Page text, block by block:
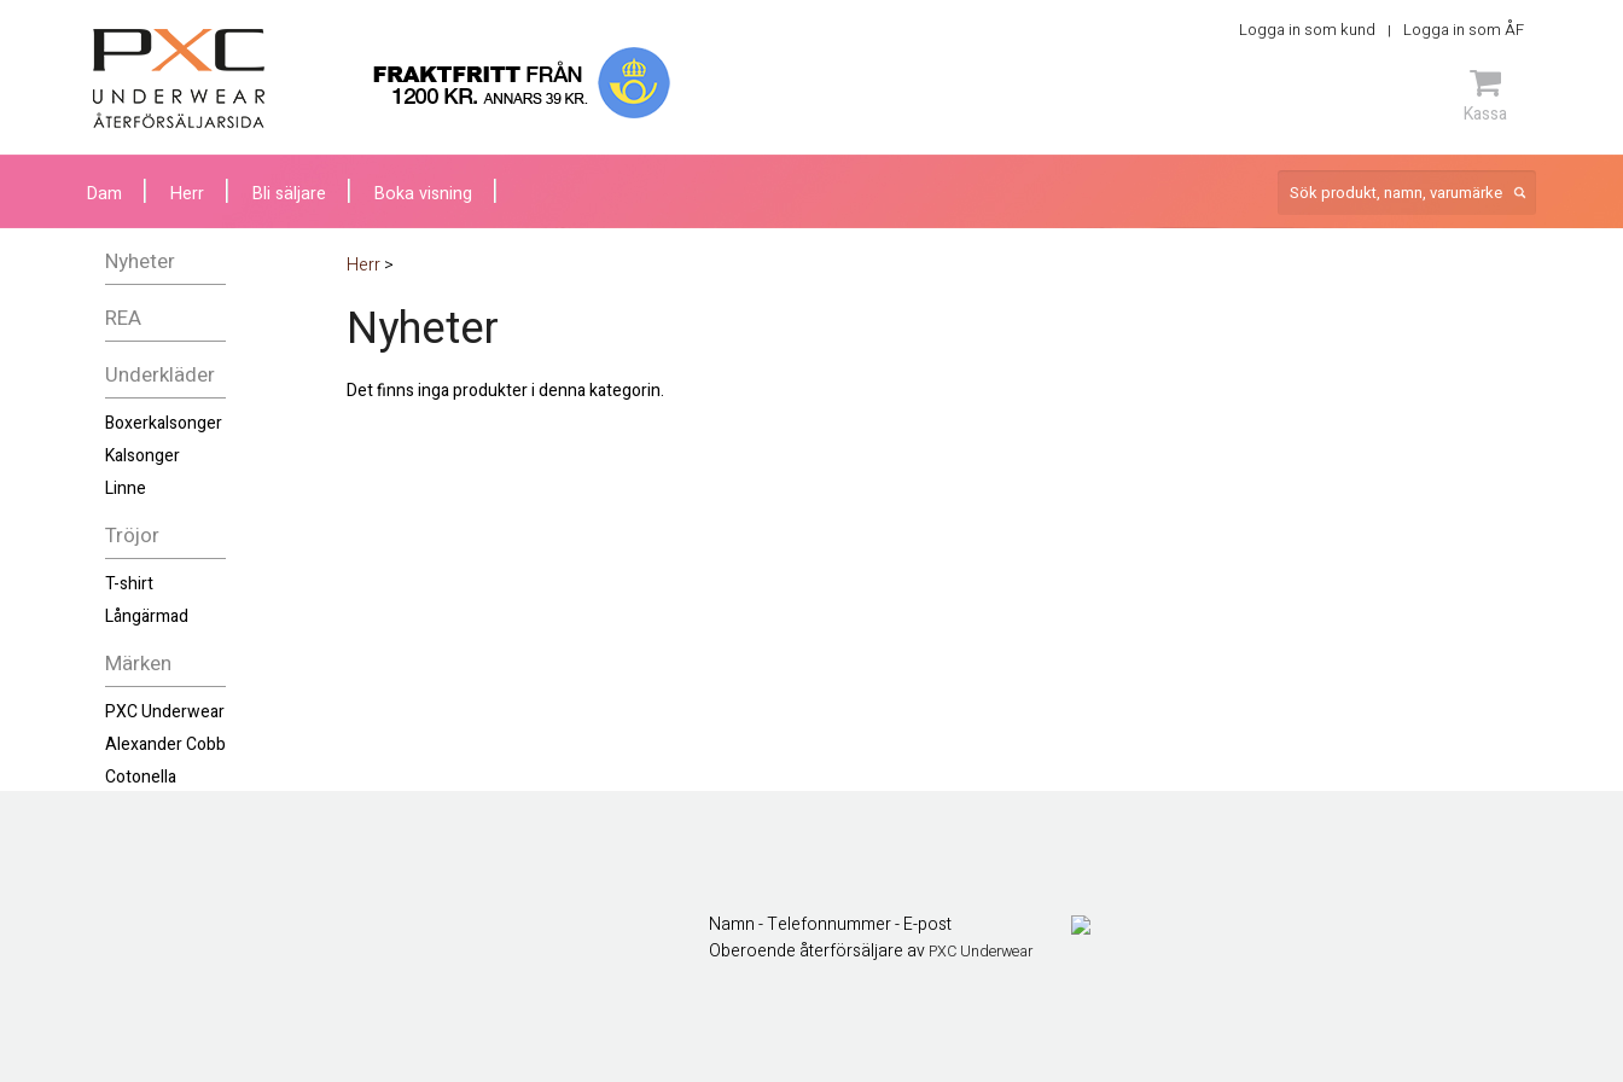
Logga in som kund Logga in som ÅF
Kassa
ARTIKEL
Dam Herr Bli säljare Boka visning
Nyheter
REA
Underkläder
Boxerkalsonger
Kalsonger
Linne
Tröjor
T-shirt
Långärmad
Märken
PXC Underwear
Alexander Cobb
Cotonella
Herr>
Nyheter
Det finns inga produkter i denna kategorin.
Namn - Telefonnummer - E-post
Oberoende återförsäljare av PXC Underwear